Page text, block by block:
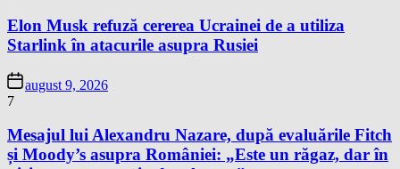
Elon Musk refuză cererea Ucrainei de a utiliza
Starlink în atacurile asupra Rusiei
august 9, 2026
7
Mesajul lui Alexandru Nazare, după evaluările Fitch
și Moody’s asupra României: „Este un răgaz, dar în